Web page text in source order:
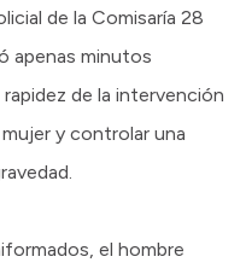
de la Comisaría 28
apenas minutos
de la intervención
y controlar una
el hombre